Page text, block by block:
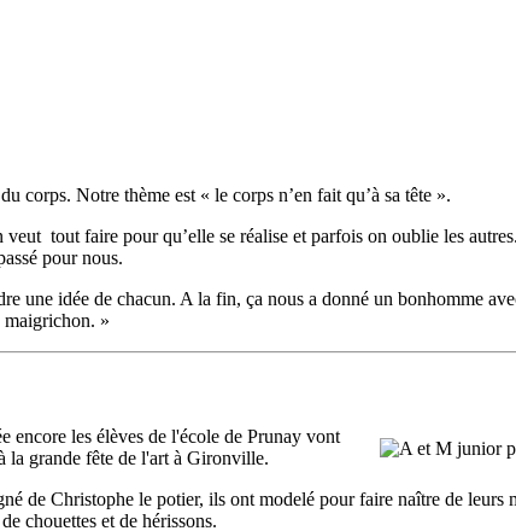
corps. Notre thème est « le corps n’en fait qu’à sa tête ».
tout faire pour qu’elle se réalise et parfois on oublie les autres.
pour nous.
une idée de chacun. A la fin, ça nous a donné un bonhomme
maigrichon. »
encore les élèves de l'école de Prunay vont
la grande fête de l'art à Gironville.
de Christophe le potier, ils ont modelé pour faire naître de leurs
chouettes et de hérissons.